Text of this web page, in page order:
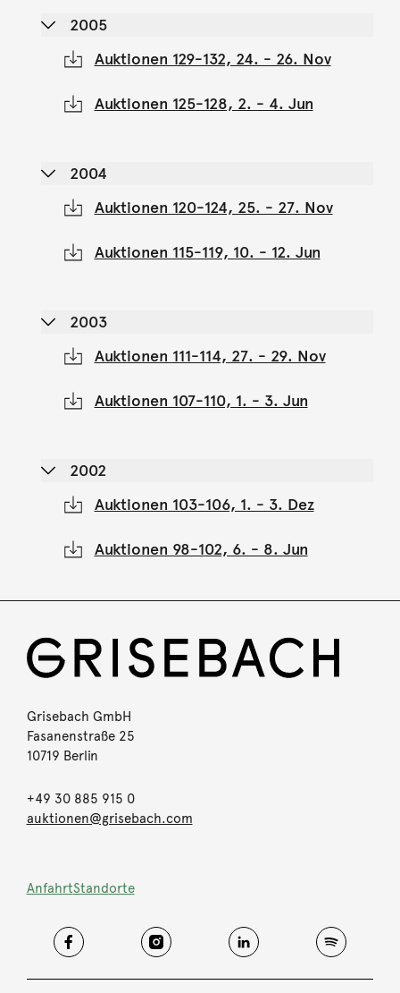
2005
Auktionen 129-132, 24. - 26. Nov
Auktionen 125-128, 2. - 4. Jun
2004
Auktionen 120-124, 25. - 27. Nov
Auktionen 115-119, 10. - 12. Jun
2003
Auktionen 111-114, 27. - 29. Nov
Auktionen 107-110, 1. - 3. Jun
2002
Auktionen 103-106, 1. - 3. Dez
Auktionen 98-102, 6. - 8. Jun
Grisebach GmbH
Fasanenstraße 25
10719 Berlin
+49 30 885 915 0
auktionen@grisebach.com
AnfahrtStandorte